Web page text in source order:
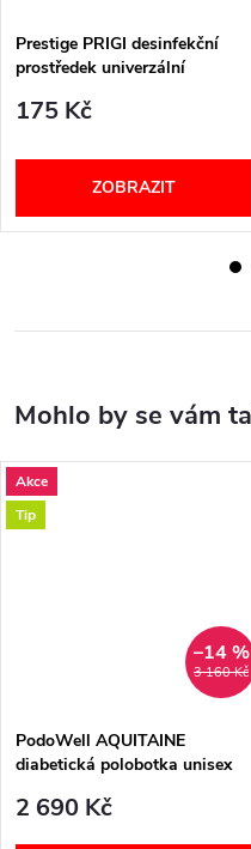
Prestige PRIGI desinfekční
prostředek univerzální
175 Kč
ZOBRAZIT
Akce
Tip
3 160 Kč
–14 %
PodoWell AQUITAINE
diabetická polobotka unisex
2 690 Kč